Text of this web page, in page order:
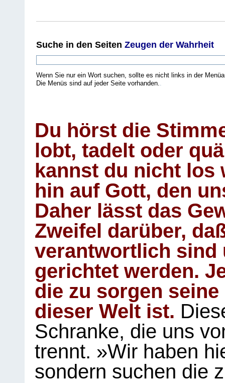
Suche in den Seiten Zeugen der Wahrheit
Wenn Sie nur ein Wort suchen, sollte es nicht links in der
Die Menüs sind auf jeder Seite vorhanden.
Du hörst die
lobt, tadelt oder
kannst du nicht los
hin auf Gott, den
Daher lässt das
Zweifel darüber,
verantwortlich sind
gerichtet werden.
die zu sorgen
dieser Welt ist.
Schranke, die uns
trennt. »Wir haben
sondern suchen die